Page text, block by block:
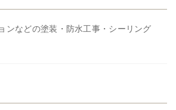
ンなどの塗装・防水工事・シーリング